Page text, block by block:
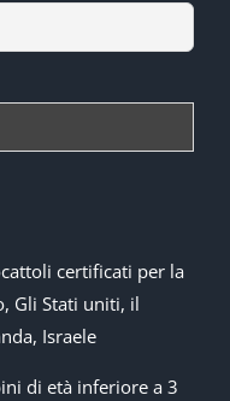
certificati per la
Gli Stati uniti, il
Israele
di età inferiore a 3